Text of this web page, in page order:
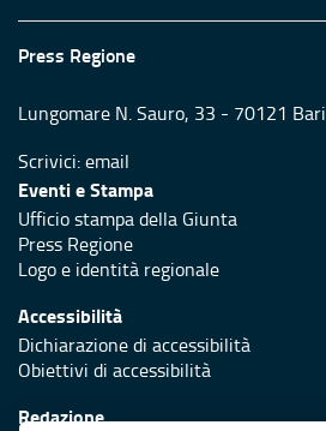
Press Regione
Lungomare N. Sauro, 33 - 70121 Bari
Scrivici:email
Eventi e Stampa
Ufficio stampa della Giunta
Press Regione
Logo e identità regionale
Accessibilità
Dichiarazione di accessibilità
Obiettivi di accessibilità
Redazione